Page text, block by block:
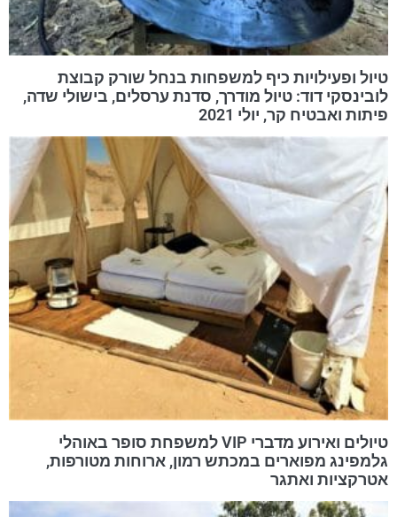
טיול ופעילויות כיף למשפחות בנחל שורק קבוצת
לובינסקי דוד: טיול מודרך, סדנת ערסלים, בישולי שדה,
פיתות ואבטיח קר, יולי 2021
טיולים ואירוע מדברי VIP למשפחת סופר באוהלי
גלמפינג מפוארים במכתש רמון, ארוחות מטורפות,
אטרקציות ואתגר